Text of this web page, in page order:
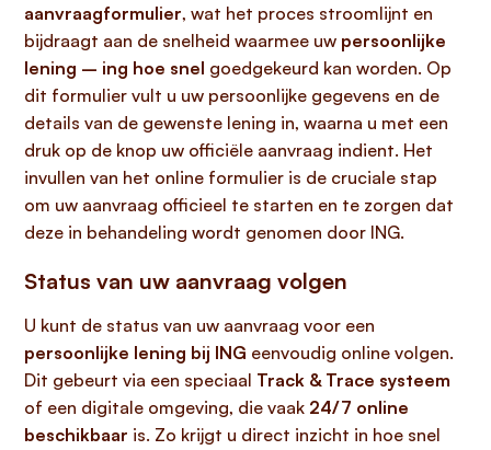
aanvraagformulier, wat het proces stroomlijnt en
bijdraagt aan de snelheid waarmee uw persoonlijke
lening – ing hoe snel goedgekeurd kan worden. Op
dit formulier vult u uw persoonlijke gegevens en de
details van de gewenste lening in, waarna u met een
druk op de knop uw officiële aanvraag indient. Het
invullen van het online formulier is de cruciale stap
om uw aanvraag officieel te starten en te zorgen dat
deze in behandeling wordt genomen door ING.
Status van uw aanvraag volgen
U kunt de status van uw aanvraag voor een
persoonlijke lening bij ING eenvoudig online volgen.
Dit gebeurt via een speciaal Track & Trace systeem
of een digitale omgeving, die vaak 24/7 online
beschikbaar is. Zo krijgt u direct inzicht in hoe snel